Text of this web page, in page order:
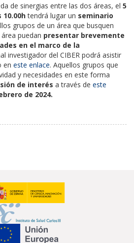
de sinergias entre las dos áreas, el 5
10.00htendrá lugar un seminario
grupos de un área que busquen
puedan presentar brevemente
en el marco de la
investigador del CIBER podrá asistir
en este enlace. Aquellos grupos que
y necesidades en este forma
de interés a través de este
de 2024.